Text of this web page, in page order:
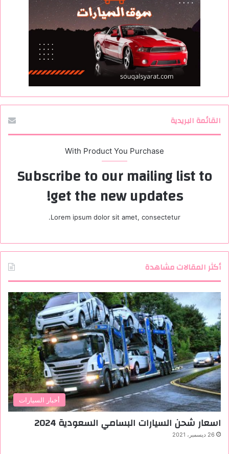
القائمة البريدية
With Product You Purchase
Subscribe to our mailing list to
get the new updates!
Lorem ipsum dolor sit amet, consectetur.
أكثر المقالات مشاهدة
أخبار السيارات
اسعار شحن السيارات البسامي السعودية 2024
26 ديسمبر، 2021